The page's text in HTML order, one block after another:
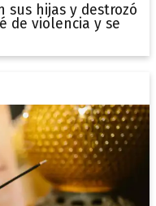
sus hijas y destrozó
de violencia y se